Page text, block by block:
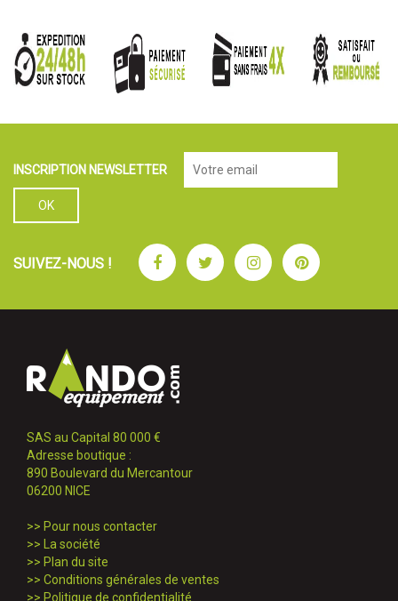
INSCRIPTION NEWSLETTER
SUIVEZ-NOUS ! FacebookTwitterInstagramPinterest
SAS au Capital 80 000 €
Adresse boutique :
890 Boulevard du Mercantour
06200 NICE
>> Pour nous contacter
>>
La société
>> Plan du site
>> Conditions générales de ventes
>> Politique de confidentialité